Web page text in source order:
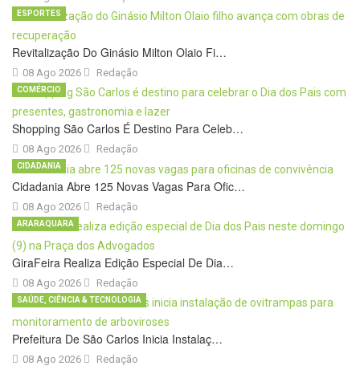
Revitalização Do Ginásio Milton Olaio Fi…
08 Ago 2026
ESPORTES
Redação
Shopping São Carlos É Destino Para Celeb…
08 Ago 2026
COMÉRCIO
Redação
Cidadania Abre 125 Novas Vagas Para Ofic…
08 Ago 2026
CIDADANIA
Redação
GiraFeira Realiza Edição Especial De Dia…
08 Ago 2026
ARARAQUARA
Redação
Prefeitura De São Carlos Inicia Instalaç…
08 Ago 2026
SAÚDE, CIÊNCIA & TECNOLOGIA
Redação